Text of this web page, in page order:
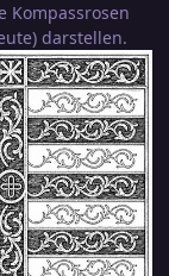
Kompassrosen
darstellen.